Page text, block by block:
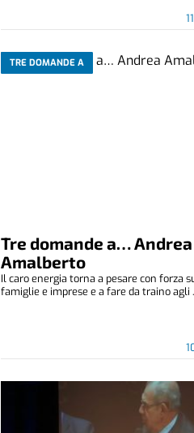
TRE DOMANDE A
Tre domande a… Andrea
Amalberto
Il caro energia torna a pesare con forza
famiglie e imprese e a fare da traino agli